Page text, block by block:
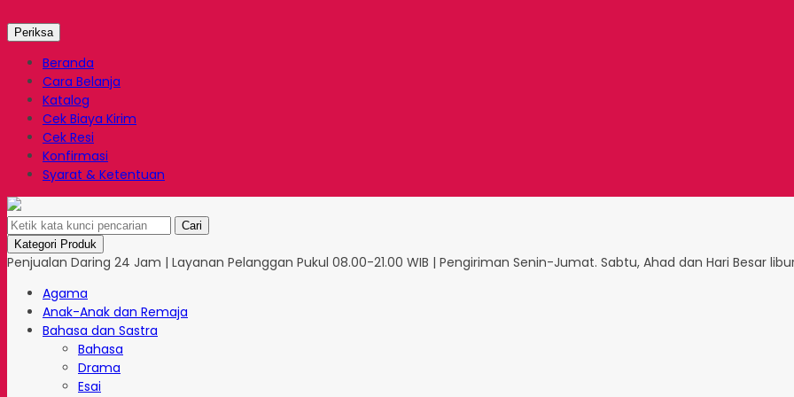
Periksa
Beranda
Cara Belanja
Katalog
Cek Biaya Kirim
Cek Resi
Konfirmasi
Syarat & Ketentuan
Cari
Kategori Produk
Penjualan Daring 24 Jam | Layanan Pelanggan Pukul 08.00-21.00 WIB | Pengiriman Senin-Jumat. Sabtu, Ahad dan Hari Besar
Agama
Anak-Anak dan Remaja
Bahasa dan Sastra
Bahasa
Drama
Esai